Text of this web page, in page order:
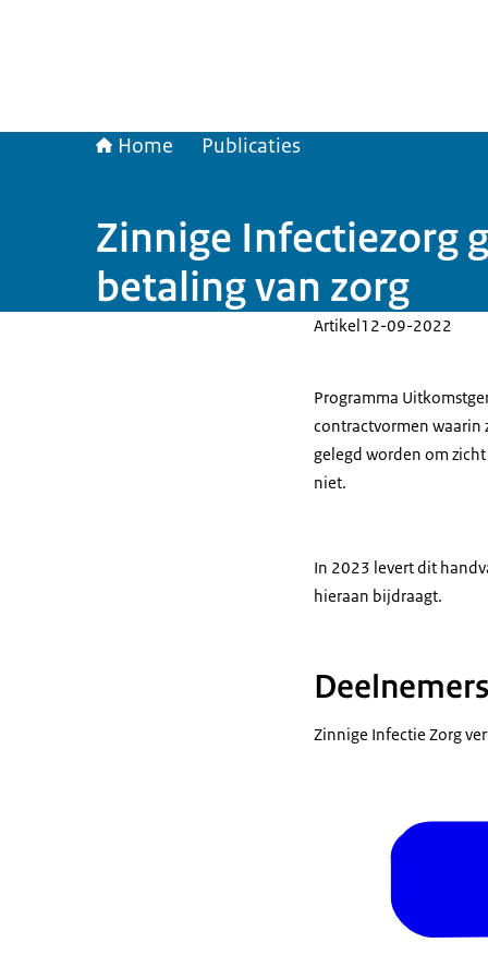
Home Publicaties
Zinnige Infectiezorg
betaling van zorg
Artikel12-09-2022
Programma
contractvormen waarin
gelegd worden om
niet.
In 2023 levert dit
hieraan bijdraagt.
Zinnige Infectie Zorg